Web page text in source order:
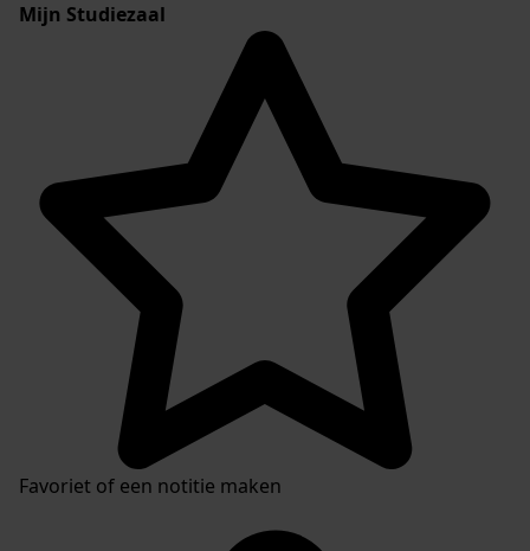
Mijn Studiezaal
Favoriet of een notitie maken